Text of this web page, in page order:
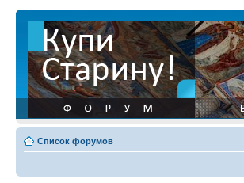
Список форумов